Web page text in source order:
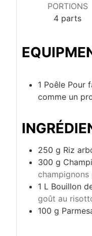
PORTIONS
4 parts
1 Poêle Pour
comme un
250 g Riz
300 g
champignons
1 L Bouillon
goût au
100 g